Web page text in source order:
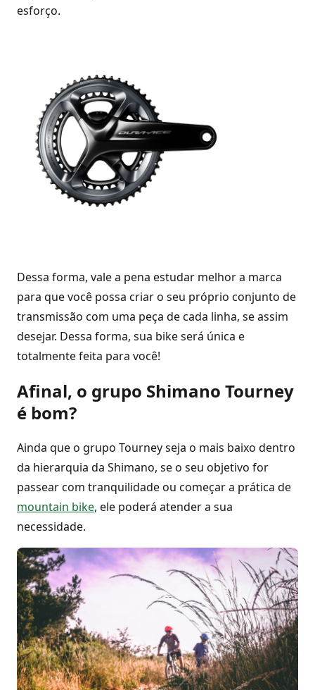
esforço.
Dessa forma, vale a pena estudar melhor a marca
para que você possa criar o seu próprio conjunto de
transmissão com uma peça de cada linha, se assim
desejar. Dessa forma, sua bike será única e
totalmente feita para você!
Afinal, o grupo Shimano Tourney
é bom?
Ainda que o grupo Tourney seja o mais baixo dentro
da hierarquia da Shimano, se o seu objetivo for
passear com tranquilidade ou começar a prática de
mountain bike, ele poderá atender a sua
necessidade.